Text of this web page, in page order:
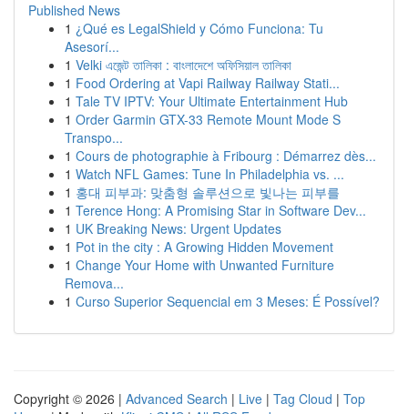
Published News
1 ¿Qué es LegalShield y Cómo Funciona: Tu
Asesorí...
1 Velki এজেন্ট তালিকা : বাংলাদেশে অফিসিয়াল তালিকা
1 Food Ordering at Vapi Railway Railway Stati...
1 Tale TV IPTV: Your Ultimate Entertainment Hub
1 Order Garmin GTX-33 Remote Mount Mode S
Transpo...
1 Cours de photographie à Fribourg : Démarrez dès...
1 Watch NFL Games: Tune In Philadelphia vs. ...
1 홍대 피부과: 맞춤형 솔루션으로 빛나는 피부를
1 Terence Hong: A Promising Star in Software Dev...
1 UK Breaking News: Urgent Updates
1 Pot in the city : A Growing Hidden Movement
1 Change Your Home with Unwanted Furniture
Remova...
1 Curso Superior Sequencial em 3 Meses: É Possível?
Copyright © 2026 | Advanced Search | Live | Tag Cloud | Top